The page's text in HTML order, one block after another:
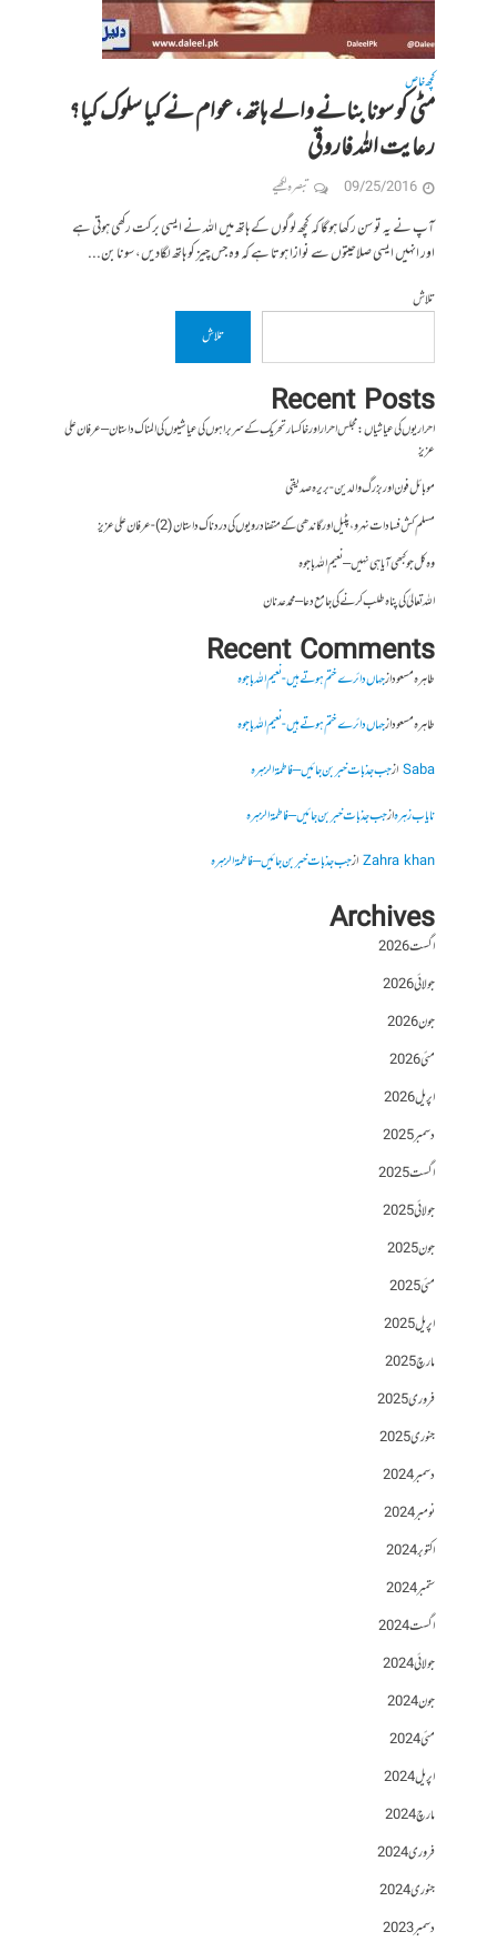
کچھ خاص
مٹی کو سونا بنانے والے ہاتھ، عوام نے کیا سلوک کیا؟
رعایت اللہ فاروقی
09/25/2016 تبصرہ لکھیے
آپ نے یہ تو سن رکھا ہوگا کہ کچھ لوگوں کے ہاتھ میں اللہ نے ایسی برکت رکھی ہوتی ہے
اور انہیں ایسی صلاحیتوں سے نوازا ہوتا ہے کہ وہ جس چیز کو ہاتھ لگادیں، سونا بن...
تلاش
تلاش
Recent Posts
احراریوں کی عیاشیاں : مجلس احرار اور خاکسار تحریک کے سربراہوں کی عیاشیوں کی المناک داستان – عرفان علی
عزیز
موبائل فون اور بزرگ والدین- بریرہ صدیقی
مسلم کش فسادات نہرو، پٹیل اور گاندھی کے متضاد رویوں کی درد ناک داستان (2)- عرفان علی عزیز
وہ کل جو کبھی آیا ہی نہیں – نعیم اللہ باجوہ
اللہ تعالیٰ کی پناہ طلب کرنے کی جامع دعا – محمد عدنان
Recent Comments
طاہرہ مسعودازجہاں دائرے ختم ہوتے ہیں- نعیم اللہ باجوہ
طاہرہ مسعودازجہاں دائرے ختم ہوتے ہیں- نعیم اللہ باجوہ
Sabaازجب جذبات خبر بن جائیں – فاطمۃالزہرہ
نایاب زہرہازجب جذبات خبر بن جائیں – فاطمۃالزہرہ
Zahra khanازجب جذبات خبر بن جائیں – فاطمۃالزہرہ
Archives
اگست 2026
جولائی 2026
جون 2026
مئی 2026
اپریل 2026
دسمبر 2025
اگست 2025
جولائی 2025
جون 2025
مئی 2025
اپریل 2025
مارچ 2025
فروری 2025
جنوری 2025
دسمبر 2024
نومبر 2024
اکتوبر 2024
ستمبر 2024
اگست 2024
جولائی 2024
جون 2024
مئی 2024
اپریل 2024
مارچ 2024
فروری 2024
جنوری 2024
دسمبر 2023